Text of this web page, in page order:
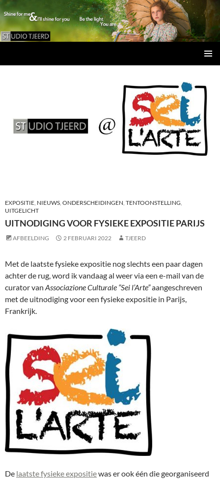
EXPOSITIE, NIEUWS, ONDERSCHEIDINGEN, TENTOONSTELLING,
UITGELICHT
UITNODIGING VOOR FYSIEKE EXPOSITIE PARIJS
AFBEELDING 2 FEBRUARI 2022 TJEERD
Met de laatste fysieke expositie nog slechts een paar dagen
achter de rug, word ik vandaag al weer via een e-mail van de
curator van Associazione Culturale “Sei l’Arte”aangeschreven
met de uitnodiging voor een fysieke expositie in Parijs,
Frankrijk.
De laatste fysieke expositiewas er ook één die georganiseerd